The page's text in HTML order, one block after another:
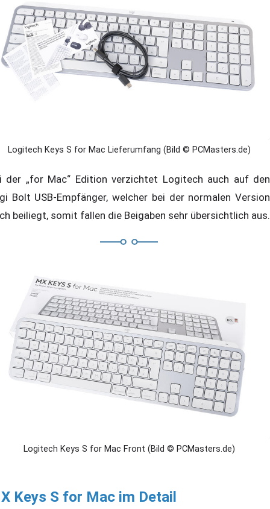
Logitech Keys S for Mac Lieferumfang (Bild © PCMasters.de)
der „for Mac“ Edition verzichtet Logitech auch auf den
Bolt USB-Empfänger, welcher bei der normalen Version
beiliegt, somit fallen die Beigaben sehr übersichtlich aus.
Logitech Keys S for Mac Front (Bild © PCMasters.de)
Keys S for Mac im Detail